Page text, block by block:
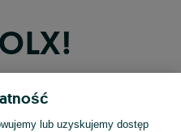
Facebooka
lub uzyskujemy dostęp